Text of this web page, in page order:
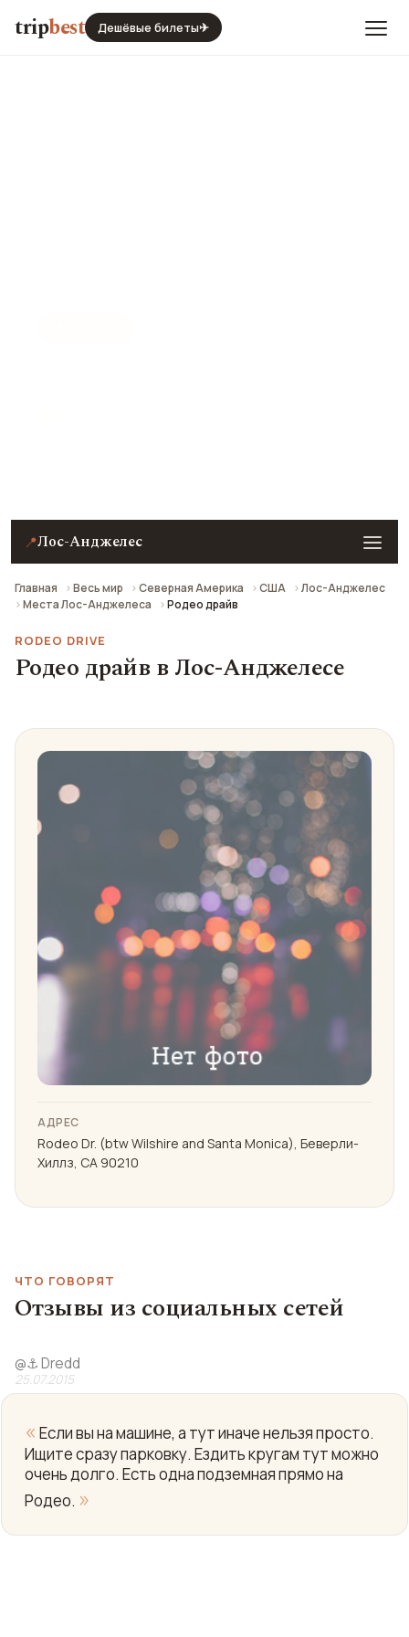
tripbest Дешёвые билеты✈
📍Лос-Анджелес
Главная Весь мир Северная Америка США
Лос-Анджелес
Места Лос-Анджелеса
Родео драйв
RODEO DRIVE
Родео драйв в Лос-Анджелесе
АДРЕС
Rodeo Dr. (btw Wilshire and Santa Monica), Беверли-
Хиллз, CA 90210
ЧТО ГОВОРЯТ
Отзывы из социальных сетей
@⚓️ Dredd
25.07.2015
« Если вы на машине, а тут иначе нельзя просто.
Ищите сразу парковку. Ездить кругам тут можно
очень долго. Есть одна подземная прямо на
Родео. »